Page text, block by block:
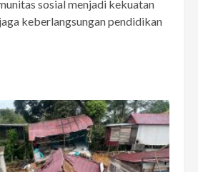
sosial menjadi kekuatan
keberlangsungan pendidikan